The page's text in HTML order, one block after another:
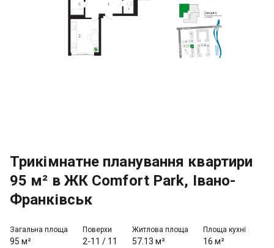
Трикімнатне планування квартири
95 м² в ЖК Comfort Park, Івано-
Франківськ
Загальна площа
95 м²
Поверхи
2-11 / 11
Житлова площа
57.13 м²
Площа кухні
16 м²